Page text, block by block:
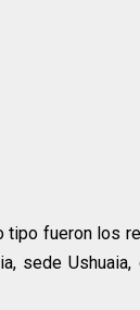
tipo fueron los
sede